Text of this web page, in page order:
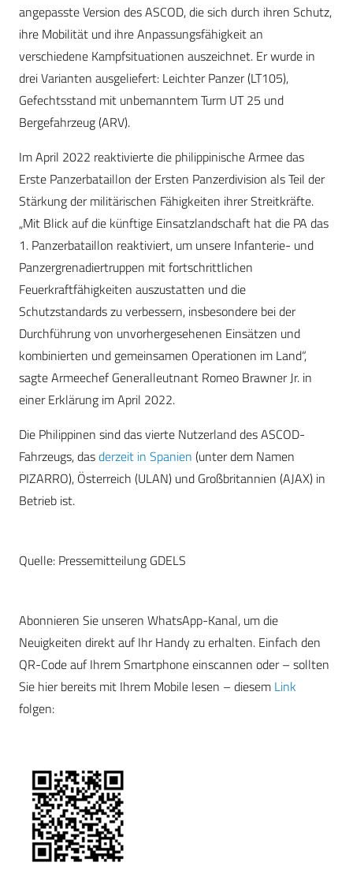
angepasste Version des ASCOD, die sich durch ihren Schutz,
ihre Mobilität und ihre Anpassungsfähigkeit an
verschiedene Kampfsituationen auszeichnet. Er wurde in
drei Varianten ausgeliefert: Leichter Panzer (LT105),
Gefechtsstand mit unbemanntem Turm UT 25 und
Bergefahrzeug (ARV).
Im April 2022 reaktivierte die philippinische Armee das
Erste Panzerbataillon der Ersten Panzerdivision als Teil der
Stärkung der militärischen Fähigkeiten ihrer Streitkräfte.
„Mit Blick auf die künftige Einsatzlandschaft hat die PA das
1. Panzerbataillon reaktiviert, um unsere Infanterie- und
Panzergrenadiertruppen mit fortschrittlichen
Feuerkraftfähigkeiten auszustatten und die
Schutzstandards zu verbessern, insbesondere bei der
Durchführung von unvorhergesehenen Einsätzen und
kombinierten und gemeinsamen Operationen im Land“,
sagte Armeechef Generalleutnant Romeo Brawner Jr. in
einer Erklärung im April 2022.
Die Philippinen sind das vierte Nutzerland des ASCOD-
Fahrzeugs, dasderzeit in Spanien (unter dem Namen
PIZARRO), Österreich (ULAN) und Großbritannien (AJAX) in
Betrieb ist.
Quelle: Pressemitteilung GDELS
Abonnieren Sie unseren WhatsApp-Kanal, um die
Neuigkeiten direkt auf Ihr Handy zu erhalten. Einfach den
QR-Code auf Ihrem Smartphone einscannen oder – sollten
Sie hier bereits mit Ihrem Mobile lesen – diesem Link
folgen: